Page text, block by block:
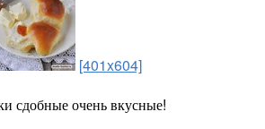
[401x604]
сдобные очень вкусные!